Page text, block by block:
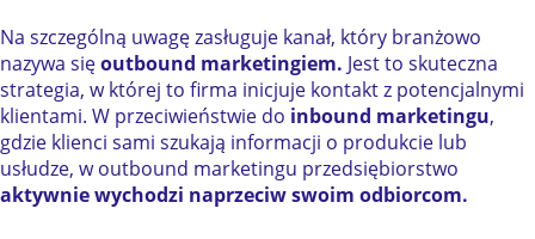
Na szczególną uwagę zasługuje kanał, który branżowo
nazywa sięoutbound marketingiem. Jest to skuteczna
strategia, w której to firma inicjuje kontakt z potencjalnymi
klientami. W przeciwieństwie do inbound marketingu,
gdzie klienci sami szukają informacji o produkcie lub
usłudze, w outbound marketingu przedsiębiorstwo
aktywnie wychodzi naprzeciw swoim odbiorcom.